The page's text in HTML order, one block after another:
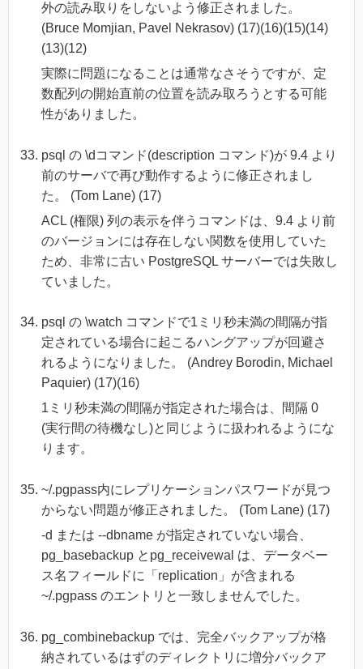
外の読み取りをしないよう修正されました。
(Bruce Momjian, Pavel Nekrasov) (17)(16)(15)(14)
(13)(12)
実際に問題になることは通常なさそうですが、定
数配列の開始直前の位置を読み取ろうとする可能
性がありました。
psql の \dコマンド(description コマンド)が 9.4 より
前のサーバで再び動作するように修正されまし
た。 (Tom Lane) (17)
ACL (権限) 列の表示を伴うコマンドは、9.4 より前
のバージョンには存在しない関数を使用していた
ため、非常に古い PostgreSQL サーバーでは失敗し
ていました。
psql の \watch コマンドで1ミリ秒未満の間隔が指
定されている場合に起こるハングアップが回避さ
れるようになりました。 (Andrey Borodin, Michael
Paquier) (17)(16)
1ミリ秒未満の間隔が指定された場合は、間隔 0
(実行間の待機なし)と同じように扱われるようにな
ります。
~/.pgpass内にレプリケーションパスワードが見つ
からない問題が修正されました。 (Tom Lane) (17)
-d または --dbname が指定されていない場合、
pg_basebackup とpg_receivewal は、データベー
ス名フィールドに「replication」が含まれる
~/.pgpass のエントリと一致しませんでした。
pg_combinebackup では、完全バックアップが格
納されているはずのディレクトリに増分バックア